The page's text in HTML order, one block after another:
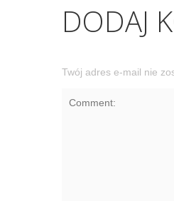
DODAJ
Twój adres e-mail nie